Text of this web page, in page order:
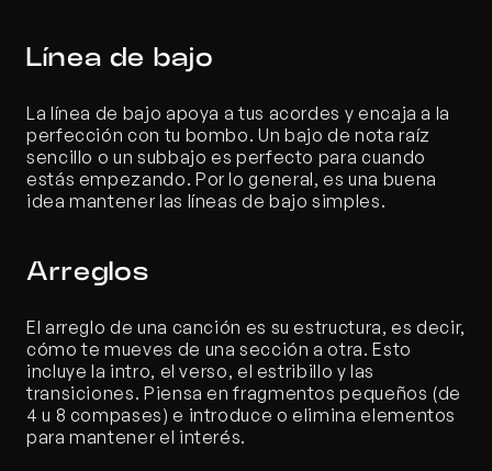
Línea de bajo
La línea de bajo apoya a tus acordes y encaja a la
perfección con tu bombo. Un bajo de nota raíz
sencillo o un subbajo es perfecto para cuando
estás empezando. Por lo general, es una buena
idea mantener las líneas de bajo simples.
Arreglos
El arreglo de una canción es su estructura, es decir,
cómo te mueves de una sección a otra. Esto
incluye la intro, el verso, el estribillo y las
transiciones. Piensa en fragmentos pequeños (de
4 u 8 compases) e introduce o elimina elementos
para mantener el interés.